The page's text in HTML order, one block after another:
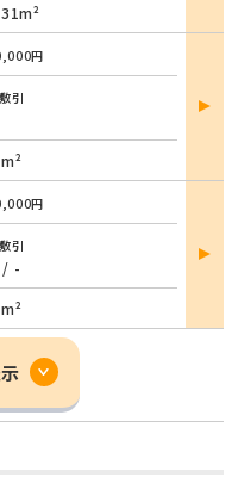
円
引
部屋
詳細
円
引
/ -
部屋
詳細